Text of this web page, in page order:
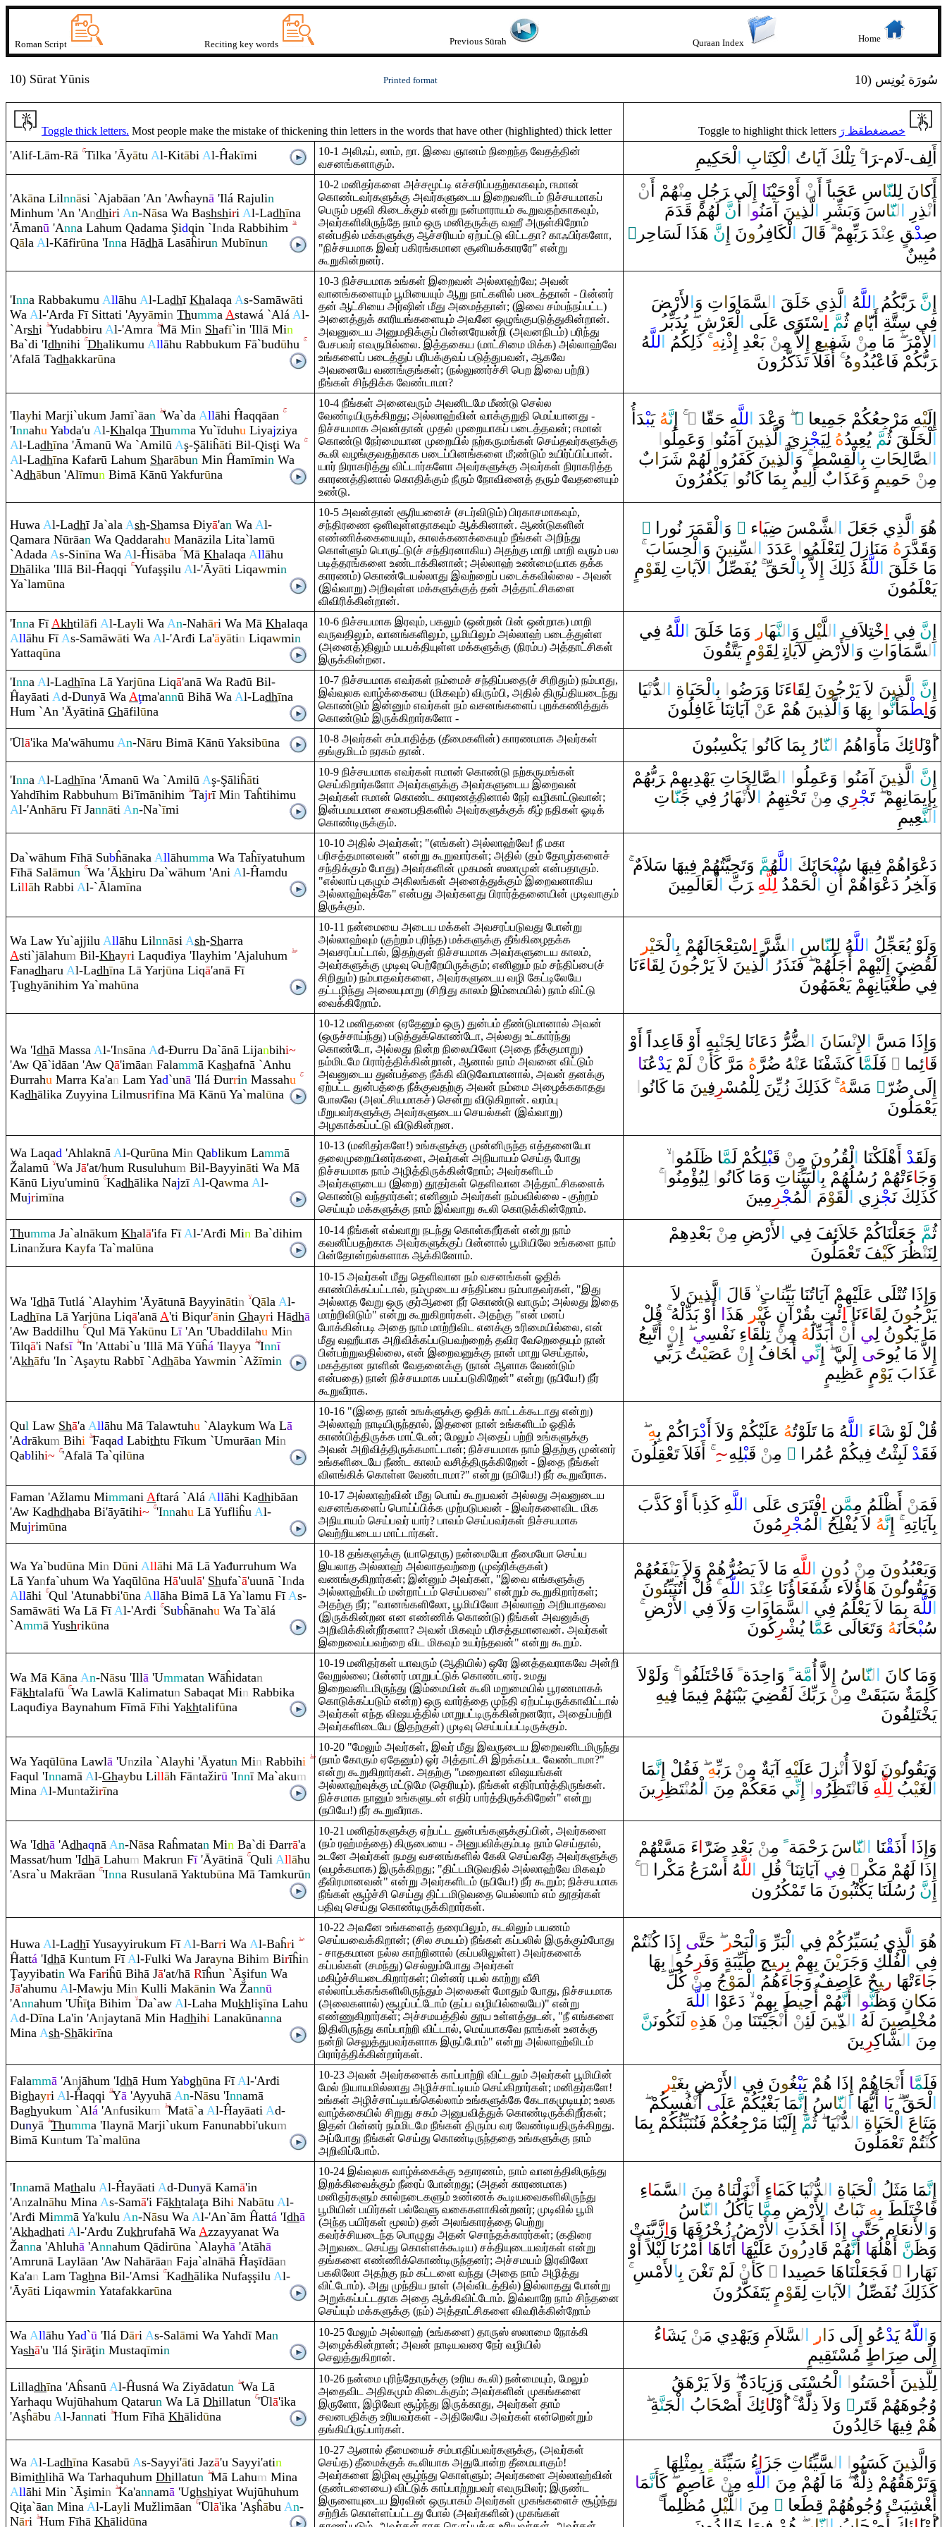
Roman Script Reciting key words Previous Sūrah Quraan Index Home
10) Sūrat Yūnis Printed format 10) سُورَة يُونِس
Toggle thick letters. Most people make the mistake of thickening thin letters in the words that have other (highlighted) thick letter Toggle to highlight thick letters خصضغطقظ رَ
'Alif-Lām-Rā Tilka 'Āyātu Al-Kitābi Al-Ĥakīmi
10-1 அலிஃப், லாம், றா. இவை ஞானம் நிறைந்த வேதத்தின்
வசனங்களாகும்.
أَلِف-لَام-‍رَ ‌ا‌ تِلْكَ ‌آي‍‍َ‍اتُ لْكِت‍‍َ‍ابِ لْحَكِيمِ
'Akāna Lilnnāsi `Ajabāan 'An 'Awĥaynā 'Ilá Rajulin
Minhum 'An 'Andhiri An-Nāsa Wa Bashshiri Al-Ladhīna
'Āmanū 'Anna Lahum Qadama Şidqin `Inda Rabbihim
Qāla Al-Kāfirūna 'Inna Hādhā Lasāĥirun Mubīnun
10-2 மனிதர்களை அச்சமூட்டி எச்சரிப்பதற்காகவும், ஈமான்
கொண்டவர்களுக்கு அவர்களுடைய இறைவனிடம் நிச்சயமாகப்
பெரும் பதவி கிடைக்கும் என்று நன்மாராயம் கூறுவதற்காகவும்,
அவர்களிலிருந்தே நாம் ஒரு மனிதருக்கு வஹீ அருள்கிறோம்
என்பதில் மக்களுக்கு ஆச்சரியம் ஏற்பட்டு விட்டதா? காஃபிர்களோ,
"நிச்சயமாக இவர் பகிரங்கமான சூனியக்காரரே" என்று
கூறுகின்றனர்.
أَك‍‍َ‍انَ لِل‍‍نّ‍‍َ‍اسِ عَجَباً‌ ‌أَ‌ ن ْ ‌أَ‌وْحَيْنَ‍‍ا ‌ ‌إِلَى‌ ‌‍رَ جُل ‌ مِ‍‌‍نْ‍‍هُمْ ‌أَ‌ ن
نْ‍‍ذِ‌رِ‌ ل‍‍نّ‍‍َ‍اسَ ‌وَبَشِّرِ‌ لَّذ‍ِ‍ي‍‍نَ ‌آمَنُ‍‍و نّ َ لَهُمْ قَ‍‍دَمَ
صِ‍‍د‍قٍ عِ‍‌‍نْ‍‍دَ‌ ‌‍رَبِّهِمْ قَ‍‍الَ لْكَافِر‍ُ‍‌ونَ ‌إِ نّ َ هَذَ‌ا‌ لَسَاحِر ‌ٌ
مُبِينٌ
'Inna Rabbakumu Allāhu Al-Ladhī Khalaqa As-Samāwāti
Wa Al-'Arđa Fī Sittati 'Ayyāmin Thumma Astawá `Alá Al-
`Arshi Yudabbiru Al-'Amra Mā Min Shafī`in 'Illā Min
Ba`di 'Idhnihi Dhalikumu Allāhu Rabbukum Fā`budūhu
'Afalā Tadhakkarūna
10-3 நிச்சயமாக உங்கள் இறைவன் அல்லாஹ்வே; அவன்
வானங்களையும் பூமியையும் ஆறு நாட்களில் படைத்தான் - பின்னர்
தன் ஆட்சியை அர்ஷின் மீது அமைத்தான்; (இவை சம்பந்நப்பட்ட)
அனைத்துக் காரியங்களையும் அவனே ஒழுங்குபடுத்துகின்றான்.
அவனுடைய அனுமதிக்குப் பின்னரேயன்றி (அவனநிடம்) பரிந்து
பேசபவர் எவருமில்லை. இத்தகைய (மாட்சிமை மிக்க) அல்லாஹ்வே
உங்களைப் படைத்துப் பரிபக்குவப் படுத்துபவன், ஆகவே
அவனையே வணங்குங்கள்; (நல்லுணர்ச்சி பெற இவை பற்றி)
நீங்கள் சிந்திக்க வேண்டாமா?
نّ َ ‌‍رَبَّكُمُ للَّ‍‍هُ لَّذِي خَ‍‍لَ‍‍قَ ل‍‍سَّمَا‌و تِ ‌وَ لأَ‌رْ‍ضَ
فِي سِتَّةِ ‌أَيّ‍‍َ‍ام‌ ‌ ثُ‍‍مّ سْتَوَ‌ى‌ عَلَى‌ لْعَرْشِ يُدَبِّ‍‍ر
لأَمْ‍رَ‌ مَا‌ مِ‍‌‍ن ْ شَف‍‍ِ‍ي‍‍ع‌ ‌ ‌إِلاَّ‌ مِ‍‌‍ن ْ بَعْدِ‌ ‌إِ‌ذْنِ‍‍هِ ‌ذَلِكُمُ للَّ‍‍هُ
رَبُّكُمْ فَاعْبُد‍ُ‍‌وهُ ‌أَفَلاَ‌ تَذَكَّرُ‌ونَ
'Ilayhi Marji`ukum Jamī`āan Wa`da Allāhi Ĥaqqāan
'Innahu Yabda'u Al-Khalqa Thumma Yu`īduhu Liyajziya
Al-Ladhīna 'Āmanū Wa `Amilū Aş-Şāliĥāti Bil-Qisţi Wa
Al-Ladhīna Kafarū Lahum Sharābun Min Ĥamīmin Wa
`Adhābun 'Alīmun Bimā Kānū Yakfurūna
10-4 நீங்கள் அனைவரும் அவனிடமே மீண்டு செல்ல
வேண்டியிருக்கிறது; அல்லாஹ்வின் வாக்குறுதி மெய்யானது -
நிச்சயமாக அவன்தான் முதல் முறையாகப் படைத்தவன்; ஈமான்
கொண்டு நேர்மையான முறையில் நற்கருமங்கள் செய்தவர்களுக்கு
கூலி வழங்குவதற்காக படைப்பினங்களை மீ;ண்டும் உயிர்ப்பிப்பான்.
யார் நிராகரித்து விட்டார்களோ அவர்களுக்கு அவர்கள் நிராகரித்த
காரணத்தினால் கொதிக்கும் நீரும் நோவினைத் தரும் வேதனையும்
உண்டு.
إِلَ‍‍يْ‍‍هِ مَرْجِعُكُمْ جَمِيعا ‌ ً‌ ‌وَعْدَ‌ للَّ‍‍هِ حَ‍‍قّ‍‍ا‌ ‌ ً‌ ‌إِنَّ‍‍هُ يَ‍‍بْ‍‍دَ‌أُ‌
لْ‍‍خَ‍‍لْ‍‍قَ ثُ‍‍مّ َ يُعِيدُهُ لِيَ‍‍جْ‍‍زِيَ لَّذ‍ِ‍ي‍‍نَ ‌آمَنُو ‌ ‌وَعَمِلُو
ل‍‍صَّ‍‍الِح‍‍َ‍اتِ بِ‍الْ‍‍قِ‍‍سْ‍‍طِ ‌وَ لَّذ‍ِ‍ي‍‍نَ كَفَرُ‌و ‌ لَهُمْ شَ‍رَ ب
مِ‍‌‍ن ْ حَم‍‍ِ‍ي‍‍م ‌ ‌وَعَذ بٌ ‌أَل‍‍ِ‍ي‍‍م‌ ‌ بِمَا‌ كَانُو ‌ يَكْفُرُ‌ونَ
Huwa Al-Ladhī Ja`ala Ash-Shamsa Điyā'an Wa Al-
Qamara Nūrāan Wa Qaddarahu Manāzila Lita`lamū
`Adada As-Sinīna Wa Al-Ĥisāba Mā Khalaqa Allāhu
Dhālika 'Illā Bil-Ĥaqqi Yufaşşilu Al-'Āyāti Liqawmin
Ya`lamūna
10-5 அவன்தான் சூரியனைச் (சடர்விடும்) பிரகாசமாகவும்,
சந்திரணை ஒளிவுள்ளதாகவும் ஆக்கினான். ஆண்டுகளின்
எண்ணிக்கையையும், காலக்கணக்கையும் நீங்கள் அறிந்து
கொள்ளும் பொருட்டு(ச் சந்திரனாகிய) அதற்கு மாறி மாறி வரும் பல
படித்தரங்களை உண்டாக்கினான்; அல்லாஹ் உண்மை(யாக தக்க
காரணம்) கொண்டேயல்லாது இவற்றைப் படைக்கவில்லை - அவன்
(இவ்வாறு) அறிவுள்ள மக்களுக்குத் தன் அத்தாட்சிகளை
விவிரிக்கின்றான்.
هُوَ‌ لَّذِي جَعَلَ ل‍‍شَّمْسَ ضِ‍‍ي‍‍َ‍ا‌ء ‌ ً ‌ ‌وَ لْ‍‍قَ‍‍مَ‍رَ ‌ نُو‌ر‌ا ‌ ً
‌وَ‍قَ‍‍دَّ‌‍رَ هُ مَنَا‌زِلَ لِتَعْلَمُو ‌ عَدَ‌دَ‌ ل‍‍سِّن‍‍ِ‍ي‍‍نَ ‌وَ لْحِس‍‍َ‍ابَ
مَا‌ خَ‍‍لَ‍‍قَ للَّ‍‍هُ ‌ذَلِكَ ‌إِلاَّ‌ بِ‍الْحَ‍‍قِّ يُفَ‍‍صِّ‍‍لُ لآي‍‍َ‍اتِ لِ‍‍قَ‍‍وْم
يَعْلَمُونَ
'Inna FīAkhtilāfi Al-Layli Wa An-Nahāri Wa Mā Khalaqa
Allāhu FīAs-Samāwāti Wa Al-'Arđi La'āyātin Liqawmin
Yattaqūna
10-6 நிச்சயமாக இரவும், பகலும் (ஒன்றன் பின் ஒன்றாக) மாறி
வருவதிலும், வானங்களிலும், பூமியிலும் அல்லாஹ் படைத்துள்ள
(அனைத்)திலும் பயபக்தியுள்ள மக்களுக்கு (நிரம்ப) அத்தாட்சிகள்
இருக்கின்றன.
نّ َ فِي خْ‍‍تِلاَفِ ل‍‍لَّ‍‍يْ‍‍لِ ‌وَ ل‍‍نَّ‍‍ه‍‍َ‍ا‌ر ‍ِ‍‌ ‌وَمَا‌ خَ‍‍لَ‍‍قَ للَّ‍‍هُ فِي
ل‍‍سَّمَا‌و تِ ‌وَ لأَ‌رْ‍ضِ لَآي‍‍َ‍ات‌ لِ‍‍قَ‍‍وْم ‌ يَتَّ‍‍قُ‍‍ونَ
'Inna Al-Ladhīna Lā Yarjūna Liqā'anā Wa Rađū Bil-
Ĥayāati Ad-Dunyā Wa Aţma'annū Bihā Wa Al-Ladhīna
Hum `An 'Āyātinā Ghāfilūna
10-7 நிச்சயமாக எவர்கள் நம்மைச் சந்திப்பதை(ச் சிறிதும்) நம்பாது,
இவ்வுலக வாழ்க்கையை (மிகவும்) விரும்பி, அதில் திருப்தியடைந்து
கொண்டும் இன்னும் எவர்கள் நம் வசனங்களைப் புறக்கணித்துக்
கொண்டும் இருக்கிறார்களோ -
نّ لَّذ‍ِ‍ي‍‍نَ لاَ‌ يَرْج‍‍ُ‍ونَ لِ‍‍قَ‍‍ا‌ءَنَا‌ ‌وَ‌‍رَضُ‍‍و ‌ بِ‍الْحَي‍‍َ‍اةِ ل‍‍دُّ‌نْ‍‍يَا‌
‌وَ ‍طْ‍‍مَأَنُّ‍‍و ‌ بِهَا‌ ‌وَ لَّذ‍ِ‍ي‍‍نَ هُمْ عَ‍‌‍ن ْ ‌آيَاتِنَا‌ غَ‍‍افِلُونَ
'Ūlā'ika Ma'wāhumu An-Nāru Bimā Kānū Yaksibūna
10-8 அவர்கள் சம்பாதித்த (தீமைகளின்) காரணமாக அவர்கள்
தங்குமிடம் நரகம் தான்.
أ ‌وْل‍‍َ‍ائِكَ مَأْ‌وَ‌اهُمُ ل‍‍نّ‍‍َ‍ا‌رُ‌ بِمَا‌ كَانُو ‌ يَكْسِبُونَ
'Inna Al-Ladhīna 'Āmanū Wa `Amilū Aş-Şāliĥāti
Yahdīhim Rabbuhum Bi'īmānihim Tajrī Min Taĥtihimu
Al-'Anhāru Fī Jannāti An-Na`īmi
10-9 நிச்சயமாக எவர்கள் ஈமான் கொண்டு நற்கருமங்கள்
செய்கிறார்களோ அவர்களுக்கு அவர்களுடைய இறைவன்
அவர்கள் ஈமான் கொண்ட காரணத்தினால் நேர் வழிகாட்டுவான்;
இன்பமயமான சவனபதிகளில் அவர்களுக்குக் கீழ் நதிகள் ஓடிக்
கொண்டிருக்கும்.
نّ لَّذ‍ِ‍ي‍‍نَ ‌آمَنُو ‌ ‌وَعَمِلُو ل‍‍صَّ‍‍الِح‍‍َ‍اتِ يَهْدِيهِمْ ‌‍رَبُّهُمْ
بِإِيمَانِهِمْ تَ‍‍جْ‍‍ر ِي مِ‍‌‍ن ْ تَحْتِهِمُ لأَ‌نْ‍‍ه‍‍َ‍ا‌رُ‌ فِي جَ‍‍نّ‍‍َ‍اتِ
ل‍‍نَّ‍‍عِيمِ
Da`wāhum Fīhā Subĥānaka Allāhumma Wa Taĥīyatuhum
Fīhā Salāmun Wa 'Ākhiru Da`wāhum 'Ani Al-Ĥamdu
Lillāh Rabbi Al-`Ālamīna
10-10 அதில் அவர்கள்; "(எங்கள்) அல்லாஹ்வே! நீ மகா
பரிசத்தமானவன்" என்று கூறுவார்கள்; அதில் (தம் தோழர்களைச்
சந்திக்கும் போது) அவர்களின் முகமன் ஸலாமுன் என்பதாகும்.
"எல்லாப் புகழும் அகிலங்கள் அனைத்துக்கும் இறைவனாகிய
அல்லாஹ்வுக்கே" என்பது அவர்களது பிரார்த்தனையின் முடிவாகும்
இருக்கும்.
دَعْوَ‌اهُمْ فِيهَا‌ سُ‍‍بْ‍‍حَانَكَ للَّ‍‍هُ‍‍مّ َ ‌وَتَحِيَّتُهُمْ فِيهَا‌ سَلاَم‌
‌وَ‌آ‍ ‍خِ‍‍ر ‍ُ‍‌ ‌دَعْوَ‌اهُمْ ‌أَنِ لْحَمْدُ‌ لِلَّهِ ‌‍رَ بِّ لْعَالَمِينَ
Wa Law Yu`ajjilu Allāhu Lilnnāsi Ash-Sharra
Asti`jālahum Bil-Khayri Laquđiya 'Ilayhim 'Ajaluhum
Fanadharu Al-Ladhīna Lā Yarjūna Liqā'anā Fī
Ţughyānihim Ya`mahūna
10-11 நன்மையை அடைய மக்கள் அவசரப்படுவது போன்று
அல்லாஹ்வும் (குற்றம் புரிந்த) மக்களுக்கு தீங்கிழைதக்க
அவசரப்பட்டால், இதற்குள் நிச்சயமாக அவர்களுடைய காலம்,
அவர்களுக்கு முடிவு பெற்றேயிருக்கும்; எனினும் நம் சந்திப்பை(ச்
சிறிதும்) நம்பாதவர்களை, அவர்களுடைய வழி கேட்டிலேயே
தட்டழிந்து அலையுமாறு (சிறிது காலம் இம்மையில்) நாம் விட்டு
வைக்கிறோம்.
وَلَوْ‌ يُعَجِّلُ للَّ‍‍هُ لِل‍‍نّ‍‍َ‍اسِ ل‍‍شَّ‍رَّ سْتِعْجَالَهُمْ بِ‍الْ‍‍خَ‍‍يْ‍‍ر
لَ‍‍قُ‍‍ضِ‍‍يَ ‌إِلَيْهِمْ ‌أَجَلُهُمْ فَنَذَ‌رُ‌ لَّذ‍ِ‍ي‍‍نَ لاَ‌ يَرْج‍‍ُ‍ونَ لِ‍‍قَ‍‍ا‌ءَنَا‌
فِي طُ‍‍غْ‍‍يَانِهِمْ يَعْمَهُونَ
Wa 'Idhā Massa Al-'Insāna Ađ-Đurru Da`ānā Lijanbihi~
'Aw Qā`idāan 'Aw Qā'imāan Falammā Kashafnā `Anhu
Đurrahu Marra Ka'an Lam Yad`unā 'Ilá Đurrin Massahu
Kadhālika Zuyyina Lilmusrifīna Mā Kānū Ya`malūna
10-12 மனிதனை (ஏதேனும் ஒரு) துன்பம் தீண்டுமானால் அவன்
(ஒருச்சாய்ந்து) படுத்துக்கொண்டோ, அல்லது உட்கார்ந்து
கொண்டோ, அல்லது நின்ற நிலையிலோ (அதை நீக்குமாறு)
நம்மிடமே பிரார்த்திக்கின்றான், ஆனால் நாம் அவனை விட்டும்
அவனுடைய துன்பத்தை நீக்கி விடுவோமானால், அவன் தனக்கு
ஏற்பட்ட துன்பத்தை நீக்குவதற்கு அவன் நம்மை அழைக்ககாதது
போலவே (அலட்சியமாகச்) சென்று விடுகிறான். வரம்பு
மீறுபவர்களுக்கு அவர்களுடைய செயல்கள் (இவ்வாறு)
அழகாக்கப்பட்டு விடுகின்றன.
وَ‌إِ‌ذَ‌ا‌ مَسَّ لإِ‌نْ‍‍س‍‍َ‍انَ ل‍‍ضُّ‍‍رُّ‌ ‌دَعَانَا‌ لِجَ‍‌‍نْ‍‍بِهِ ‌أَ‌وْ‌ قَ‍‍اعِد‌اً‌ ‌أَ‌وْ‌
قَ‍‍ائِما‌ ‌ ً ‌ فَلَ‍‍مَّ‍‍ا‌ كَشَفْنَا‌ عَ‍‌‍نْ‍‍هُ ضُ‍رَّ هُ مَ‍رَّ ‌ كَأَ‌ن ْ لَمْ يَ‍‍دْعُنَ‍‍ا
‌إِلَى‌ ضُ‍‍رّ‌ٍ ‌ مَسَّ‍‍هُ كَذَلِكَ ‌زُيِّنَ لِلْمُسْ‍‍ر ِف‍‍ِ‍ي‍‍نَ مَا‌ كَانُو
يَعْمَلُونَ
Wa Laqad 'Ahlaknā Al-Qurūna Min Qablikum Lammā
Žalamū Wa Jā'at/hum Rusuluhum Bil-Bayyināti Wa Mā
Kānū Liyu'uminū Kadhālika NajzīAl-Qawma Al-
Mujrimīna
10-13 (மனிதர்களே!) உங்களுக்கு முன்னிருந்த எத்தனையோ
தலைமுறையினர்களை, அவர்கள் அநியாயம் செய்த போது
நிச்சயமாக நாம் அழித்திருக்கின்றோம்; அவர்களிடம்
அவர்களுடைய (இறை) தூதர்கள் தெளிவான அத்தாட்சிகளைக்
கொண்டு வந்தார்கள்; எனினும் அவர்கள் நம்பவில்லை - குற்றம்
செய்யும் மக்களுக்கு நாம் இவ்வாறு கூலி கொடுக்கின்றோம்.
وَلَ‍قَ‍‍د ْ‌ ‌أَهْلَكْنَا‌ لْ‍‍قُ‍‍ر‍ُ‍‌ونَ مِ‍‌‍ن قَ‍‍بْ‍‍لِكُمْ لَ‍‍مَّ‍‍ا‌ ظَ‍‍لَمُو ‌
‌وَج‍‍َ‍ا‌ءَتْهُمْ ‌رُسُلُهُمْ بِ‍الْبَيِّن‍‍َ‍اتِ ‌وَمَا‌ كَانُو ‌ لِيُؤْمِنُو ‌ا‌
كَذَلِكَ نَ‍‍جْ‍‍زِي لْ‍‍قَ‍‍وْمَ لْمُ‍‍جْ‍‍ر ِمِينَ
Thumma Ja`alnākum Khalā'ifa FīAl-'Arđi Min Ba`dihim
Linanžura Kayfa Ta`malūna
10-14 நீங்கள் எவ்வாறு நடந்து கொள்கறீர்கள் என்று நாம்
கவனிப்பதற்காக அவர்களுக்குப் பின்னால் பூமியிலே உங்களை நாம்
பின்தோன்றல்களாக ஆக்கினோம்.
ثُ‍‍مّ َ جَعَلْنَاكُمْ خَ‍‍لاَئِفَ فِي لأَ‌رْ‍ضِ مِ‍‌‍ن ْ بَعْدِهِمْ
لِنَ‍‌‍نْ‍‍ظُ‍رَ ‌ كَ‍‍يْ‍‍فَ تَعْمَلُونَ
Wa 'Idhā Tutlá `Alayhim 'Āyātunā Bayyinātin Qāla Al-
Ladhīna Lā Yarjūna Liqā'anā A'ti Biqur'ānin Ghayri Hādhā
'Aw Baddilhu Qul Mā Yakūnu Lī'An 'Ubaddilahu Min
Tilqā'i Nafsī 'In 'Attabi`u 'Illā Mā Yūĥá 'Ilayya 'Innī
'Akhāfu 'In `Aşaytu Rabbī `Adhāba Yawmin `Ažīmin
10-15 அவர்கள் மீது தெளிவான நம் வசனங்கள் ஓதிக்
காண்பிக்கப்பட்டால், நம்முடைய சந்திப்பை நம்பாதவர்கள், "இது
அல்லாத வேறு ஒரு குர்ஆனை நீர் கொண்டு வாரும்; அல்லது இதை
மாற்றிவிடும்" என்று கூறுகிறார்கள். அதற்கு "என் மனப்
போக்கின்படி அதை நாம் மாற்றிவிட எனக்கு உரிமையில்லை, என்
மீது வஹீயாக அறிவிக்கப்படுபவற்றைத் தவிர வேறெதையும் நான்
பின்பற்றுவதில்லை, என் இறைவனுக்கு நான் மாறு செய்தால்,
மகத்தான நாளின் வேதனைக்கு (நான் ஆளாக வேண்டும்
என்பதை) நான் நிச்சயமாக பயப்படுகிறேன்" என்று (நபியே!) நீர்
கூறுவீராக.
وَ‌إِ‌ذَ‌ا‌ تُتْلَى‌ عَلَيْهِمْ ‌آيَاتُنَا‌ بَيِّن‍‍َ‍ات‌‌ قَ‍‍الَ لَّذ‍ِ‍ي‍‍نَ لاَ‌
يَرْج‍‍ُ‍ونَ لِ‍‍قَ‍‍ا‌ءَنَا‌ ‌ا ئْتِ بِ‍‍قُ‍‍رْ‌آنٍ غَ‍‍يْ‍‍ر ‍ِ‍‌ هَذَ ‌ ‌أَ‌وْ‌ بَدِّلْهُ قُ‍‍لْ
مَا‌ يَك‍‍ُ‍ونُ لِ‍‍ي ن ْ ‌أُبَدِّلَ‍‍هُ مِ‍‌‍ن ْ تِلْ‍‍قَ‍‍ا‌ءِ‌ نَفْسِ‍‍ي ن ْ ‌أَتَّبِعُ
‌إِلاَّ‌ مَا‌ يُوحَ‍‍ى ‌ ‌إِلَيَّ ‌إِنِّ‍‍ي خَ‍‍افُ ‌إِ‌ ن ْ عَ‍‍صَ‍‍يْ‍‍تُ ‌‍رَبِّي
عَذ بَ يَ‍‍وْمٍ عَ‍‍ظِ‍‍يمٍ
Qul Law Shā'a Allāhu Mā Talawtuhu `Alaykum Wa Lā
'Adrākum Bihi Faqad Labithtu Fīkum `Umurāan Min
Qablihi~ 'Afalā Ta`qilūna
10-16 "(இதை நான் உஙக்ளுக்கு ஓதிக் காட்டக்கூடாது என்று)
அல்லாஹ் நாடியிருந்தால், இதனை நான் உங்களிடம் ஓதிக்
காண்பித்திருக்க மாட்டேன்; மேலும் அதைப் பற்றி உங்களுக்கு
அவன் அறிவித்திருக்கமாட்டான்; நிச்சயமாக நாம் இதற்கு முன்னர்
உங்களிடையே நீண்ட காலம் வசித்திருக்கிறேன் - இதை நீங்கள்
விளங்கிக் கொள்ள வேண்டாமா?" என்று (நபியே!) நீர் கூறுவீராக.
قُ‍‍لْ لَوْ‌ ش‍‍َ‍ا‌ءَ‌ للَّ‍‍هُ مَا‌ تَلَوْتُ‍‍هُ عَلَيْكُمْ ‌وَلاَ‌ ‌أَ ‌درَ ‌اكُمْ بِ‍‍هِ
فَ‍‍قَ‍‍د ْ‌ لَبِثْتُ فِيكُمْ عُمُر‌ا ‌ ً ‌ مِ‍‌‍ن قَ‍‍بْ‍‍لِهِ~‍ِ ‌أَفَلاَ‌ تَعْ‍‍قِ‍‍لُونَ
Faman 'Ažlamu Mimmani Aftará `Alá Allāhi Kadhibāan
'Aw Kadhdhaba Bi'āyātihi~ 'Innahu Lā Yufliĥu Al-
Mujrimūna
10-17 அல்லாஹ்வின் மீது பொய் கூறுபவன் அல்லது அவனுடைய
வசனங்களைப் பொய்ப்பிக்க முற்படுபவன் - இவர்களைவிட மிக
அநியாயம் செய்பவர் யார்? பாவம் செய்பவர்கள் நிச்சயமாக
வெற்றியடைய மாட்டார்கள்.
فَمَ‍‌‍ن ظْ‍‍لَمُ مِ‍‍مَّ‍‍نِ فْتَ‍رَ ‌ى‌ عَلَى‌ للَّ‍‍هِ كَذِباً‌ ‌أَ‌وْ‌ كَذَّبَ
بِآيَاتِهِ ‌إِنَّ‍‍هُ لاَ‌ يُفْلِحُ لْمُ‍‍جْ‍‍ر ِمُونَ
Wa Ya`budūna Min Dūni Allāhi Mā Lā Yađurruhum Wa
Lā Yanfa`uhum Wa Yaqūlūna Hā'uulā' Shufa`ā'uunā `Inda
Allāhi Qul 'Atunabbi'ūna Allāha Bimā Lā Ya`lamu FīAs-
Samāwāti Wa Lā FīAl-'Arđi Subĥānahu Wa Ta`ālá
`Ammā Yushrikūna
10-18 தங்களுக்கு (யாதொரு) நன்மையோ தீமையோ செய்ய
இயலாத அல்லாஹ் அல்லாதவற்றை (முஷ்ரிக்குகள்)
வணங்குகிறார்கள்; இன்னும் அவர்கள், "இவை எங்களுக்கு
அல்லாஹ்விடம் மன்றாட்டம் செய்பவை" என்றும் கூறுகிறார்கள்;
அதற்கு நீர்; "வானங்களிலோ, பூமியிலோ அல்லாஹ் அறியாதவை
(இருக்கின்றன என எண்ணிக் கொண்டு) நீங்கள் அவனுக்கு
அறிவிக்கின்றீர்களா? அவன் மிகவும் பரிசத்தமானவன். அவர்கள்
இறைவைப்பவற்றை விட மிகவும் உயர்ந்தவன்" என்று கூறும்.
وَيَعْبُد‍ُ‍‌ونَ مِ‍‌‍ن ْ ‌د‍ُ‍‌ونِ للَّ‍‍هِ مَا‌ لاَ‌ يَ‍‍ضُ‍‍رُّهُمْ ‌وَلاَ‌ يَ‍‌‍نْ‍‍فَعُهُمْ
‌وَيَ‍‍قُ‍‍ول‍‍ُ‍ونَ ه‍‍َ‍ا‌ؤُلاَ‌ء‌ شُفَع‍‍َ‍ا‌ؤُنَا‌ عِ‍‌‍نْ‍‍دَ‌ للَّ‍‍هِ قُ‍‍لْ ‌أَتُنَبِّئ‍‍ُ‍ونَ
للَّ‍‍هَ بِمَا‌ لاَ‌ يَعْلَمُ فِي ل‍‍سَّمَا‌و تِ ‌وَلاَ‌ فِي لأَ‌رْ‍ضِ
سُ‍‍بْ‍‍حَانَ‍‍هُ ‌وَتَعَالَى‌ عَ‍‍مَّ‍‍ا‌ يُشْ‍‍رِكُونَ
Wa Mā Kāna An-Nāsu 'Illā 'Ummatan Wāĥidatan
Fākhtalafū Wa Lawlā Kalimatun Sabaqat Min Rabbika
Laquđiya Baynahum Fīmā Fīhi Yakhtalifūna
10-19 மனிதர்கள் யாவரும் (ஆதியில்) ஒரே இனத்தவராகவே அன்றி
வேறுல்லை; பின்னர் மாறுபட்டுக் கொண்டனர். உமது
இறைவனிடமிருந்து (இம்மையின் கூலி மறுமையில் பூரணமாகக்
கொடுக்கப்படும் என்ற) ஒரு வார்த்தை முந்தி ஏற்பட்டிருக்காவிட்டால்
அவர்கள் எந்த விஷயத்தில் மாறுபட்டிருக்கின்றனரோ, அதைப்பற்றி
அவர்களிடையே (இதற்குள்) முடிவு செய்யப்பட்டிருக்கும்.
وَمَا‌ ك‍‍َ‍انَ ل‍‍نّ‍‍َ‍اسُ ‌إِلاَّ‌ ‌أُ مَّ‍‍ةً ‌ ‌وَ‌احِدَة‌ً ‌ فَاخْ‍‍تَلَفُو ‌ا‌ ‌وَلَوْلاَ‌
كَلِمَة‌ ‌ سَبَ‍‍قَ‍‍تْ مِ‍‌‍ن ْ ‌‍رَبِّكَ لَ‍‍قُ‍‍ضِ‍‍يَ بَيْنَهُمْ فِيمَا‌ ف‍‍ِ‍ي‍‍هِ
يَ‍‍خْ‍‍تَلِفُونَ
Wa Yaqūlūna Lawlā 'Unzila `Alayhi 'Āyatun Min Rabbihi
Faqul 'Innamā Al-Ghaybu Lillāh Fāntažirū 'Innī Ma`akum
Mina Al-Muntažirīna
10-20 "மேலும் அவர்கள், இவர் மீது இவருடைய இறைவனிடமிருந்து
(நாம் கோரும் ஏதேனும்) ஓர் அத்தாட்சி இறக்கப்பட வேண்டாமா?"
என்று கூறுகிறார்கள். அதற்கு "மறைவான விஷயங்கள்
அல்லாஹ்வுக்கு மட்டுமே (தெரியும்). நீங்கள் எதிர்பார்த்திருங்கள்.
நிச்சமாக நானும் உங்களுடன் எதிர் பார்த்திருக்கிறேன்" என்று
(நபியே!) நீர் கூறுவீராக.
وَيَ‍قُ‍‍ول‍‍ُ‍ونَ لَوْلاَ‌ ‌أُ‌ نْ‍‍زِلَ عَلَ‍‍يْ‍‍هِ ‌آيَة ‌ مِ‍‌‍ن ْ ‌‍رَبِّ‍‍هِ فَ‍‍قُ‍‍لْ ‌إِنَّ‍‍مَا‌
لْ‍‍غَ‍‍يْ‍‍بُ لِلَّهِ فَا‌نْ‍‍تَ‍‍ظِ‍‍رُ ‌و ‌ ‌إِنِّ‍‍ي مَعَكُمْ مِنَ لْمُ‍‌‍نْ‍‍تَ‍‍ظِ‍‍ر ِينَ
Wa 'Idhā 'Adhaqnā An-Nāsa Raĥmatan Min Ba`di Đarrā'a
Massat/hum 'Idhā Lahum Makrun Fī'Āyātinā Quli Allāhu
'Asra`u Makrāan 'Inna Rusulanā Yaktubūna Mā Tamkurūn
10-21 மனிதர்களுக்கு ஏற்பட்ட துன்பங்களுக்குப்பின், அவர்களை
(நம் ரஹ்மத்தை) கிருபையை - அனுபவிக்கும்படி நாம் செய்தால்,
உடனே அவர்கள் நமது வசனங்களில் கேலி செய்வதே அவர்களுக்கு
(வழக்கமாக) இருக்கிறது; "திட்டமிடுவதில் அல்லாஹ்வே மிகவும்
தீவிரமானவன்" என்று அவர்களிடம் (நபியே!) நீர் கூறும்; நிச்சயமாக
நீங்கள் சூழ்ச்சி செய்து திட்டமிடுவதை யெல்லாம் எம் தூதர்கள்
பதிவு செய்து கொண்டிருக்கிறார்கள்.
وَ‌إِ‌ذَ ‌ ‌أَ‌ذَ‍قْ‍‍نَا‌ ل‍‍نّ‍‍َ‍اسَ ‌‍رَ حْمَةً ‌ مِ‍‌‍ن ْ بَعْدِ‌ ضَ‍‍رّ ‌ءَ‌ مَسَّتْهُمْ
‌إِ‌ذَ‌ا‌ لَهُمْ مَكْر‌ ‌ٌ ‌ فِ‍‍ي ‌آيَاتِنَا‌ قُ‍‍لِ للَّ‍‍هُ ‌أَسْ‍رَ عُ مَكْر‌ا‌ ‌ ً‌
نّ َ ‌رُسُلَنَا‌ يَكْتُب‍‍ُ‍ونَ مَا‌ تَمْكُرُ‌ون
Huwa Al-Ladhī Yusayyirukum FīAl-Barri Wa Al-Baĥri
Ĥattá 'Idhā Kuntum FīAl-Fulki Wa Jarayna Bihim Birīĥin
Ţayyibatin Wa Fariĥū Bihā Jā'at/hā Rīĥun `Āşifun Wa
Jā'ahumu Al-Mawju Min Kulli Makānin Wa Žannū
'Annahum 'Uĥīţa Bihim Da`aw Al-Laha Mukhlişīna Lahu
Ad-Dīna La'in 'Anjaytanā Min Hadhihi Lanakūnanna
Mina Ash-Shākirīna
10-22 அவனே உங்களைத் தரையிலும், கடலிலும் பயணம்
செய்யவைக்கிறான்; (சில சமயம்) நீங்கள் கப்பலில் இருக்கும்போது
- சாதகமான நல்ல காற்றினால் (கப்பலிலுள்ள) அவர்களைக்
கப்பல்கள் (சமந்து) செல்லும்போது அவர்கள்
மகிழ்ச்சியடைகிறார்கள்; பின்னர் புயல் காற்று வீசி
எல்லாப்பக்கங்களிலிருந்தும் அலைகள் மோதும் போது, நிச்சயமாக
(அலைகளால்) சூழப்பட்டோம் (தப்ப வழியில்லையே)" என்று
எண்ணுகிறார்கள்; அச்சமயத்தில் தூய உள்ளத்துடன், "நீ எங்களை
இதிலிருந்து காப்பாற்றி விட்டால், மெய்யாகவே நாங்கள் உனக்கு
நன்றி செலுத்துபவர்களாக இருப்போம்" என்று அல்லாஹ்விடம்
பிரார்த்திக்கின்றார்கள்.
هُوَ‌ لَّذِي يُسَيِّرُكُمْ فِي لْبَرِّ‌ ‌وَ لْبَحْ‍‍ر‍ِ‍‌ حَتَّ‍‍ى ‌ ‌إِ‌ذَ‌ا‌ كُ‍‌‍نْ‍‍تُمْ
فِي
لْفُلْكِ ‌وَجَ‍رَيْ‍‍نَ بِهِمْ بِ‍‍ر‍ِ‍ي‍‍ح‌ طَ‍‍يِّبَة ‌ ‌وَفَ‍‍ر ِحُو
‌ بِهَا‌
ج‍‍َ‍ا‌ءَتْهَا‌ ‌ر‍ِ‍ي‍‍حٌ عَاصِ‍‍ف‌ ‌وَج‍‍َ‍ا‌ءَهُمُ لْمَ‍‍وْجُ مِ‍‌‍ن ْ كُلِّ
مَك‍‍َ‍ان ‌ ‌وَ‍ظَ‍‍نُّ‍‍و ‌ ‌أَنَّ‍‍هُمْ ‌أُح‍‍ِ‍ي‍‍طَ بِهِمْ ‌دَعَوْ‌ا‌ للَّ‍‍هَ
مُ‍‍خْ‍‍لِ‍‍صِ‍‍ي‍‍نَ لَهُ ل‍‍دّ‍ِ‍ي‍‍نَ لَئِ‍‌‍ن نْ‍‍جَيْتَنَا‌ مِ‍‌‍ن ْ هَذِهِ لَنَكُونَ‍‍نّ
مِنَ
ل‍‍شَّاكِ‍‍ر ِينَ
Falammā 'Anjāhum 'Idhā Hum Yabghūna FīAl-'Arđi
Bighayri Al-Ĥaqqi Yā 'Ayyuhā An-Nāsu 'Innamā
Baghyukum `Alá 'Anfusikum Matā`a Al-Ĥayāati Ad-
Dunyā Thumma 'Ilaynā Marji`ukum Fanunabbi'ukum
Bimā Kuntum Ta`malūna
10-23 அவன் அவர்களைக் காப்பாற்றி விட்டதும் அவர்கள் பூமியின்
மேல் நியாயமில்லாது அழிச்சாட்டியம் செய்கிறார்கள்; மனிதர்களே!
உங்கள் அழிச்சாட்டியங்கெல்லாம் உங்களுக்கே கேடாகமுடியும்; உலக
வாழ்க்கையில் சிறுது சகம் அனுபவித்துக் கொண்டிருக்கிறீர்கள்;
இதன் பின்னர் நம்மிடமே நீங்கள் திரும்ப வர வேண்டியதிருக்கிறது.
அப்போது நீங்கள் செய்து கொண்டிருந்ததை உங்களுக்கு நாம்
அறிவிப்போம்.
فَلَ‍‍مَّ‍‍ا نْ‍‍جَاهُمْ ‌إِ‌ذَ‌ا‌ هُمْ يَ‍‍بْ‍‍غُ‍‍ونَ فِي لأَ‌رْ‍ضِ بِ‍‍غَ‍‍يْ‍‍ر
لْحَ‍‍قِّ يَ‍‍ا ‌ ‌أَيُّهَا‌ ل‍‍نّ‍‍َ‍اسُ ‌إِنَّ‍‍مَا‌ بَ‍‍غْ‍‍يُكُمْ عَلَ‍‍ى نْ‍‍فُسِكُمْ
مَت‍‍َ‍اعَ لْحَي‍‍َ‍اةِ ل‍‍دُّ‌نْ‍‍يَا‌ ثُ‍‍مّ َ ‌إِلَيْنَا‌ مَرْجِعُكُمْ فَنُنَبِّئُكُمْ بِمَا‌
كُ‍‌‍نْ‍‍تُمْ تَعْمَلُونَ
'Innamā Mathalu Al-Ĥayāati Ad-Dunyā Kamā'in
'Anzalnāhu Mina As-Samā'i Fākhtalaţa Bihi Nabātu Al-
'Arđi Mimmā Ya'kulu An-Nāsu Wa Al-'An`ām Ĥattá 'Idhā
'Akhadhati Al-'Arđu Zukhrufahā Wa Azzayyanat Wa
Žanna 'Ahluhā 'Annahum Qādirūna `Alayhā 'Atāhā
'Amrunā Laylāan 'Aw Nahārāan Faja`alnāhā Ĥaşīdāan
Ka'an Lam Taghna Bil-'Amsi Kadhālika Nufaşşilu Al-
'Āyāti Liqawmin Yatafakkarūna
10-24 இவ்வுலக வாழ்க்கைக்கு உதாரணம், நாம் வானத்திலிருந்து
இறக்கிவைக்கும் நீரைப் போன்றது; (அதன் காரணமாக)
மனிதர்களும் கால்நடைகளும் உண்ணக் கூடியவைகளிலிருந்து
பூமியின் பயிர்கள் பல்வேளு வகைகளாகின்றனர்; முடிவில் பூமி
(அந்த பயிர்கள் மூலம்) தன் அலங்காரத்தை பெற்று
கவர்ச்சியடைந்த பொழுது அதன் சொந்தக்காரர்கள்; (கதிரை
அறுவடை செய்து கொள்ளக்கூடிய) சக்தியுடையவர்கள் என்று
தங்களை எண்ணிக்கொண்டிருந்தனர்; அச்சமயம் இரவிலோ
பகலிலோ அதற்கு நம் கட்டளை வந்து (அதை நாம் அழித்து
விட்டோம்). அது முந்திய நாள் (அவ்விடத்தில்) இல்லாதது போன்று
அறுக்கப்பட்டதாக அதை ஆக்கிவிட்டோம். இவ்வாறே நாம் சிந்தனை
செய்யும் மக்களுக்கு (நம்) அத்தாட்சிகளை விவரிக்கின்றோம்
إِنَّ‍‍مَا‌ مَثَلُ لْحَي‍‍َ‍اةِ ل‍‍دُّ‌نْ‍‍يَا‌ كَم‍‍َ‍ا‌ءٍ‌ ‌أَ‌ نْ‍‍زَلْن‍‍َ‍اهُ مِنَ ل‍‍سَّم‍‍َ‍ا‌ءِ‌
فَاخْ‍‍تَلَ‍‍طَ بِ‍‍هِ نَب‍‍َ‍اتُ لأَ‌رْ‍ضِ مِ‍‍مَّ‍‍ا‌ يَأْكُلُ ل‍‍نّ‍‍َ‍اسُ
‌وَ لأَنعَام حَتَّ‍‍ى ‌ ‌إِ‌ذَ خَ‍‍ذَتِ لأَ‌رْ‍ضُ ‌زُ‍خْ‍‍رُفَهَا‌ ‌وَ ‌زَّيَّنَتْ
‌وَ‍ظَ‍‍نّ َ ‌أَهْلُهَ‍‍ا ‌ ‌أَنَّ‍‍هُمْ قَ‍‍ا‌دِ‌ر‍ُ‍‌ونَ عَلَيْهَ‍‍ا ‌ ‌أَتَاهَ‍‍ا ‌ ‌أَمْرُنَا‌ لَيْلاً‌ ‌أَ‌وْ‌
نَهَا‌ر‌ا‌
‌ ً ‌ فَجَعَلْنَاهَا‌ حَ‍‍صِ‍‍يد‌ا‌ ‌ ً ‌ كَأَ‌ن ْ لَمْ تَ‍‍غْ‍‍نَ بِ‍الأَمْسِ
كَذَلِكَ نُفَ‍‍صِّ‍‍لُ لآي‍‍َ‍اتِ لِ‍‍قَ‍‍وْم ‌ يَتَفَكَّرُ‌ونَ
Wa Allāhu Yad`ū 'Ilá Dāri As-Salāmi Wa Yahdī Man
Yashā'u 'Ilá Şirāţin Mustaqīmin
10-25 மேலும் அல்லாஹ் (உங்களை) தாருஸ் ஸலாமை நோக்கி
அழைக்கின்றான்; அவன் நாடியவரை நேர் வழியில்
செலுத்துகிறான்.
وَ للَّ‍‍هُ يَ‍‍دْعُو‌ ‌إِلَى‌ ‌د ‌ر ل‍‍سَّلاَمِ ‌وَيَهْدِي مَ‍‌‍ن ْ يَش‍‍َ‍ا‌ءُ‌
‌إِلَى‌ صِ‍رَ ط ‌ مُسْتَ‍‍قِ‍‍يمٍ
Lilladhīna 'Aĥsanū Al-Ĥusná Wa Ziyādatun Wa Lā
Yarhaqu Wujūhahum Qatarun Wa Lā Dhillatun 'Ūlā'ika
'Aşĥābu Al-Jannati Hum Fīhā Khālidūna
10-26 நன்மை புரிந்தோருக்கு (உரிய கூலி) நன்மையும், மேலும்
அதைவிட அதிகமும் கிடைக்கும்; அவர்களின் முகங்களை
இருளோ, இழிவோ சூழ்ந்து இருக்காது, அவர்கள் தாம்
சவனபதிக்கு உரியவர்கள் - அதிலேயே அவர்கள் என்றென்றும்
தங்கியிருப்பார்கள்.
لِلَّذ‍ِ‍ي‍‍نَ ‌أَحْسَنُو لْحُسْنَى‌ ‌وَ‌زِيَا‌دَة‌ ‌وَلاَ‌ يَرْهَ‍‍قُ
‌وُجُوهَهُمْ قَ‍‍تَر ‌ٌ ‌ ‌وَلاَ‌ ‌ذِلَّةٌ‌أ ‌وْل‍‍َ‍ائِكَ ‌أَ‍ صْ‍‍ح‍‍َ‍ابُ لْجَ‍‍نَّ‍‍ةِ
هُمْ فِيهَا‌ خَ‍‍الِدُ‌ونَ
Wa Al-Ladhīna Kasabū As-Sayyi'āti Jazā'u Sayyi'atin
Bimithlihā Wa Tarhaquhum Dhillatun Mā Lahum Mina
Allāhi Min `Āşimin Ka'annamā 'Ughshiyat Wujūhuhum
Qiţa`āan Mina Al-Layli Mužlimāan 'Ūlā'ika 'Aşĥābu An-
Nāri Hum Fīhā Khālidūna
10-27 ஆனால் தீமையைச் சம்பாதிப்பவர்களுக்கு, (அவர்கள்
செய்த) தீமைக்குக் கூலியாக அதுபோன்ற தீமையாகும்!
அவர்களை இழிவு சூழ்ந்து கொள்ளும்; அவர்களை அல்லாஹ்வின்
(தண்டனையை) விட்டுக் காப்பாற்றுபவர் எவருமிலர்; இருண்ட
இருளையுடைய இரவின் ஒருபாகம் அவர்கள் முகங்களைச் சூழ்ந்து
சற்றிக் கொள்ளப்பட்டது போல் (அவர்களின்) முகங்கள்
وَ‌الَّذ‍ِ‍ي‍‍نَ كَسَبُو ل‍‍سَّيِّئ‍‍َ‍اتِ جَز ‌ءُ‌ سَيِّئَة
‌ بِمِثْلِهَا‌
‌وَتَرْهَ‍‍قُ‍‍هُمْ ‌ذِلَّة‌ مَا‌ لَهُمْ مِنَ للَّ‍‍هِ مِ‍‌‍ن ْ عَاصِ‍‍م‌‌ كَأَنَّ‍‍مَ‍‍ا
غْ‍‍شِيَتْ ‌وُجُوهُهُمْ قِ‍‍طَ‍‍عا ‌ ً ‌ مِنَ ل‍‍لَّ‍‍يْ‍‍لِ مُ‍‍ظْ‍‍لِماً‌